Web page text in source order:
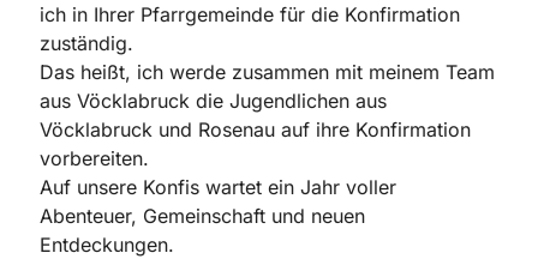
ich in Ihrer Pfarrgemeinde für die Konfirmation
zuständig.
Das heißt, ich werde zusammen mit meinem Team
aus Vöcklabruck die Jugendlichen aus
Vöcklabruck und Rosenau auf ihre Konfirmation
vorbereiten.
Auf unsere Konfis wartet ein Jahr voller
Abenteuer, Gemeinschaft und neuen
Entdeckungen.